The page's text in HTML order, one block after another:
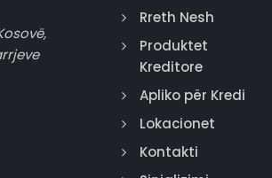
Rreth Nesh
Produktet
Kreditore
Apliko për Kredi
Lokacionet
Kontakti